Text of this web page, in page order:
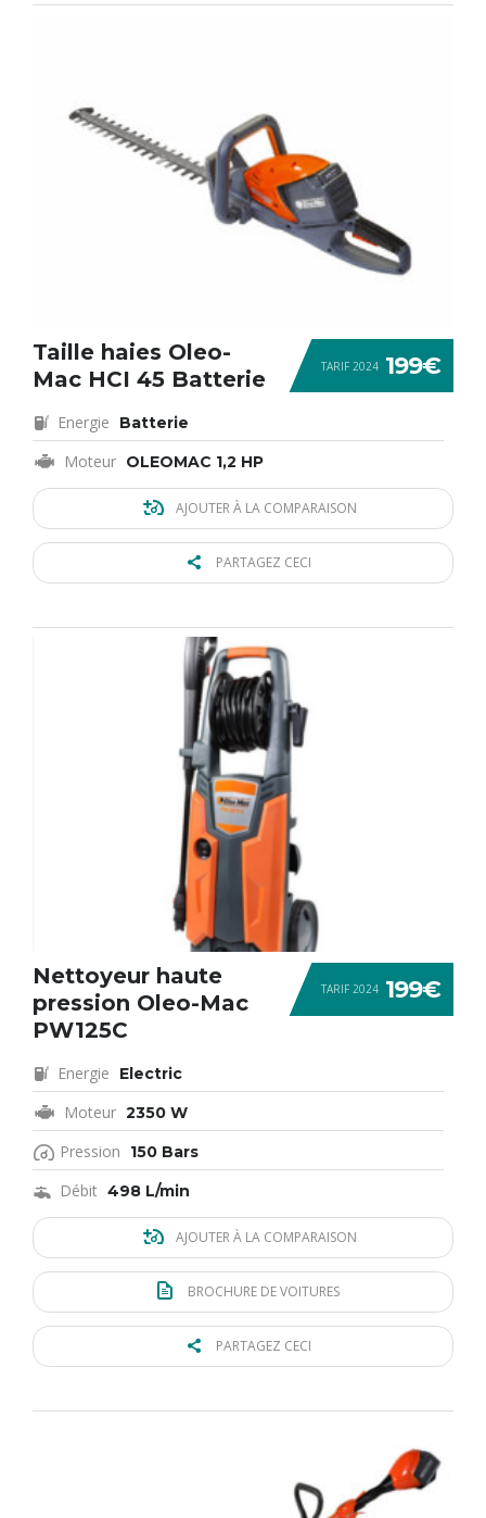
TARIF 2024 199€
Taille haies Oleo-
Mac HCI 45 Batterie
Energie Batterie
Moteur OLEOMAC 1,2 HP
AJOUTER À LA COMPARAISON
PARTAGEZ CECI
TARIF 2024 199€
Nettoyeur haute
pression Oleo-Mac
PW125C
Energie Electric
Moteur 2350 W
Pression 150 Bars
Débit 498 L/min
AJOUTER À LA COMPARAISON
BROCHURE DE VOITURES
PARTAGEZ CECI